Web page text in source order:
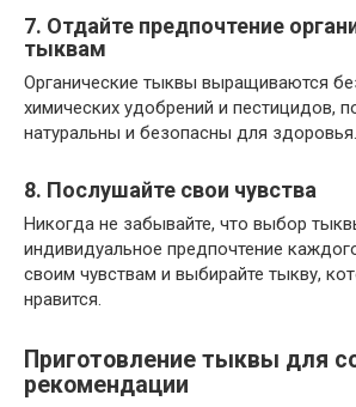
7. Отдайте предпочтение
тыквам
Органические тыквы выращиваются
химических удобрений и пестицидов,
натуральны и безопасны для здоровья.
8. Послушайте свои чувства
Никогда не забывайте, что выбор
индивидуальное предпочтение
своим чувствам и выбирайте тыкву,
нравится.
Приготовление тыквы для
рекомендации